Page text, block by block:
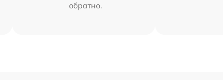
обратно.